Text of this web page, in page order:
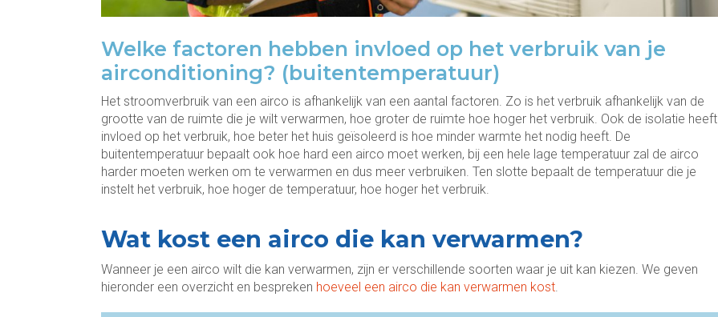
Welke factoren hebben invloed op het verbruik van je
airconditioning? (buitentemperatuur)
Het stroomverbruik van een airco is afhankelijk van een aantal factoren. Zo is het verbruik afhankelijk van de
grootte van de ruimte die je wilt verwarmen, hoe groter de ruimte hoe hoger het verbruik. Ook de isolatie heeft
invloed op het verbruik, hoe beter het huis geïsoleerd is hoe minder warmte het nodig heeft. De
buitentemperatuur bepaalt ook hoe hard een airco moet werken, bij een hele lage temperatuur zal de airco
harder moeten werken om te verwarmen en dus meer verbruiken. Ten slotte bepaalt de temperatuur die je
instelt het verbruik, hoe hoger de temperatuur, hoe hoger het verbruik.
Wat kost een airco die kan verwarmen?
Wanneer je een airco wilt die kan verwarmen, zijn er verschillende soorten waar je uit kan kiezen. We geven
hieronder een overzicht en bespreken hoeveel een airco die kan verwarmen kost